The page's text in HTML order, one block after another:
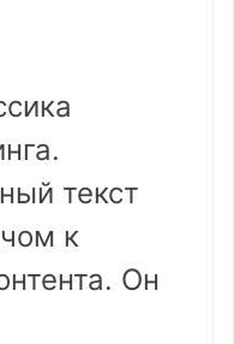
текст
к
Он